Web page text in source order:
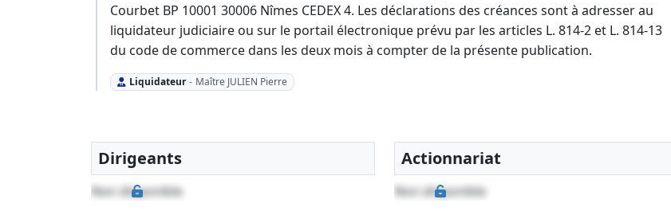
Courbet BP 10001 30006 Nîmes CEDEX 4. Les déclarations des créances sont à adresser au
liquidateur judiciaire ou sur le portail électronique prévu par les articles L. 814-2 et L. 814-13
du code de commerce dans les deux mois à compter de la présente publication.
Liquidateur - Maître JULIEN Pierre
Dirigeants
Non disponible
Actionnariat
Non disponible